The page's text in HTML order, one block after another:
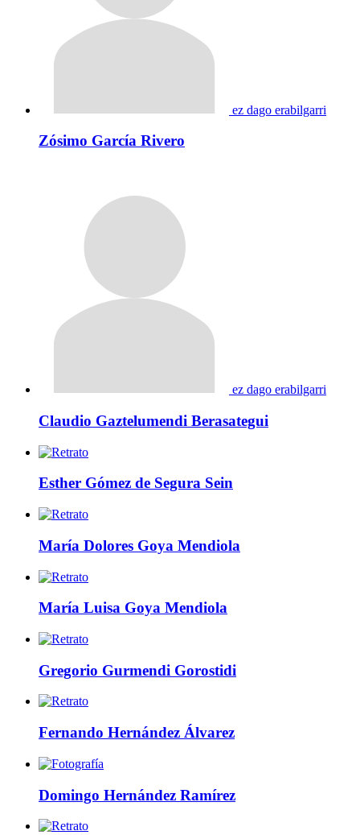
ez dago erabilgarri
Zósimo García Rivero
ez dago erabilgarri
Claudio Gaztelumendi Berasategui
Esther Gómez de Segura Sein
María Dolores Goya Mendiola
María Luisa Goya Mendiola
Gregorio Gurmendi Gorostidi
Fernando Hernández Álvarez
Domingo Hernández Ramírez